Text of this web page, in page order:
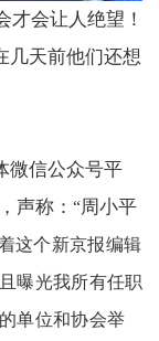
才会让人绝望！
几天前他们还想
微信公众号平
声称： “周小平
这个新京报编辑
曝光我所有任职
单位和协会举